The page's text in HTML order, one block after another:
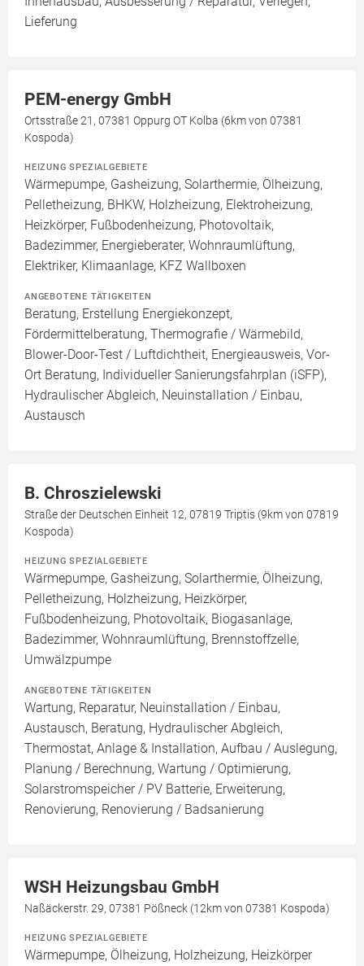
Lieferung
PEM-energy GmbH
Ortsstraße 21, 07381 Oppurg OT Kolba (6km von 07381
Kospoda)
HEIZUNG SPEZIALGEBIETE
Wärmepumpe, Gasheizung, Solarthermie, Ölheizung,
Pelletheizung, BHKW, Holzheizung, Elektroheizung,
Heizkörper, Fußbodenheizung, Photovoltaik,
Badezimmer, Energieberater, Wohnraumlüftung,
Elektriker, Klimaanlage, KFZ Wallboxen
ANGEBOTENE TÄTIGKEITEN
Beratung, Erstellung Energiekonzept,
Fördermittelberatung, Thermografie / Wärmebild,
Blower-Door-Test / Luftdichtheit, Energieausweis, Vor-
Ort Beratung, Individueller Sanierungsfahrplan (iSFP),
Hydraulischer Abgleich, Neuinstallation / Einbau,
Austausch
B. Chroszielewski
Straße der Deutschen Einheit 12, 07819 Triptis (9km von 07819
Kospoda)
HEIZUNG SPEZIALGEBIETE
Wärmepumpe, Gasheizung, Solarthermie, Ölheizung,
Pelletheizung, Holzheizung, Heizkörper,
Fußbodenheizung, Photovoltaik, Biogasanlage,
Badezimmer, Wohnraumlüftung, Brennstoffzelle,
Umwälzpumpe
ANGEBOTENE TÄTIGKEITEN
Wartung, Reparatur, Neuinstallation / Einbau,
Austausch, Beratung, Hydraulischer Abgleich,
Thermostat, Anlage & Installation, Aufbau / Auslegung,
Planung / Berechnung, Wartung / Optimierung,
Solarstromspeicher / PV Batterie, Erweiterung,
Renovierung, Renovierung / Badsanierung
WSH Heizungsbau GmbH
Naßäckerstr. 29, 07381 Pößneck (12km von 07381 Kospoda)
HEIZUNG SPEZIALGEBIETE
Wärmepumpe, Ölheizung, Holzheizung, Heizkörper